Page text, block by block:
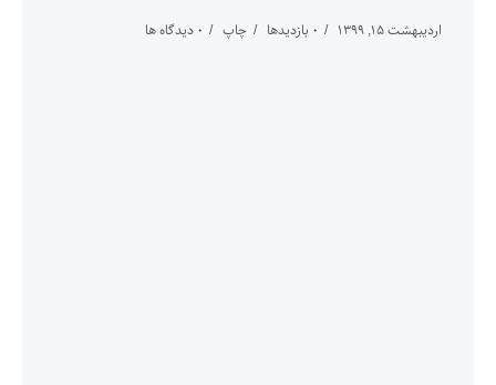
اردیبهشت ۱۵, ۱۳۹۹ ۰ بازدیدها چاپ ۰ دیدگاه ها